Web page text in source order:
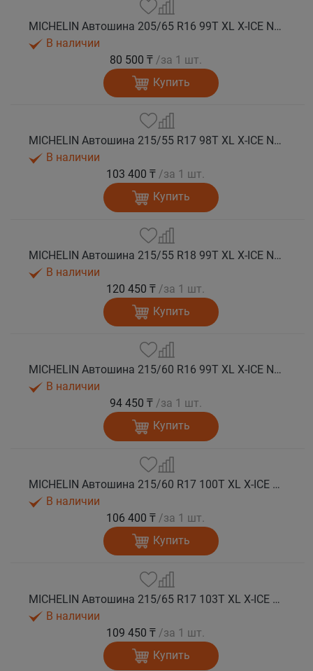
MICHELIN Автошина 205/65 R16 99T XL X-ICE NORTH 4 шип.
В наличии
80 500 ₸ /за 1 шт.
Купить
MICHELIN Автошина 215/55 R17 98T XL X-ICE NORTH 4 шип.
В наличии
103 400 ₸ /за 1 шт.
Купить
MICHELIN Автошина 215/55 R18 99T XL X-ICE NORTH 4 шип.
В наличии
120 450 ₸ /за 1 шт.
Купить
MICHELIN Автошина 215/60 R16 99T XL X-ICE NORTH 4 шип.
В наличии
94 450 ₸ /за 1 шт.
Купить
MICHELIN Автошина 215/60 R17 100T XL X-ICE NORTH 4 шип.
В наличии
106 400 ₸ /за 1 шт.
Купить
MICHELIN Автошина 215/65 R17 103T XL X-ICE NORTH 4 шип.
В наличии
109 450 ₸ /за 1 шт.
Купить